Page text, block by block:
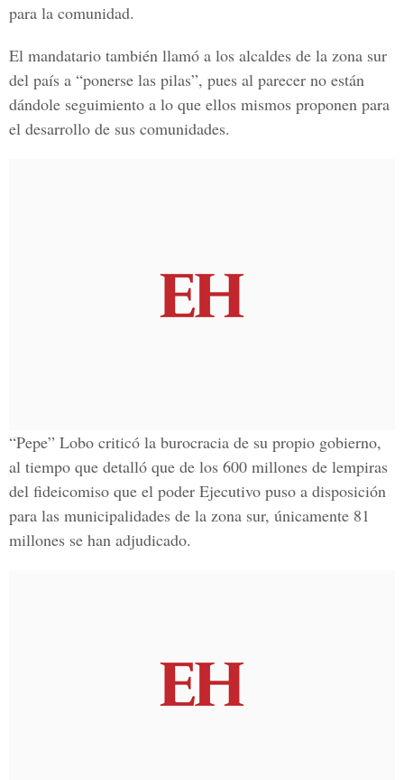
para la comunidad.
El mandatario también llamó a los alcaldes de la zona sur
del país a “ponerse las pilas”, pues al parecer no están
dándole seguimiento a lo que ellos mismos proponen para
el desarrollo de sus comunidades.
“Pepe” Lobo criticó la burocracia de su propio gobierno,
al tiempo que detalló que de los 600 millones de lempiras
del fideicomiso que el poder Ejecutivo puso a disposición
para las municipalidades de la zona sur, únicamente 81
millones se han adjudicado.